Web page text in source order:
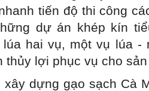
tiến độ thi công
dự án khép kín
hai vụ, một vụ lúa -
thủy lợi phục vụ cho
xây dựng gạo sạch Cà